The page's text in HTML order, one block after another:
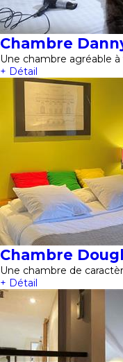
Chambre
Une chambre agréable à
+ Détail
Chambre
Une chambre de
+ Détail